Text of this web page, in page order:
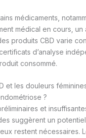
médicaments,
médical en cours,
produits CBD varie
d’analyse
consommé.
et les douleurs
?
et
suggèrent un
restent nécessaires.